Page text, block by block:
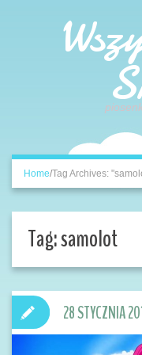
Home/Tag Archives:
Tag:samolot
28 STYCZNIA